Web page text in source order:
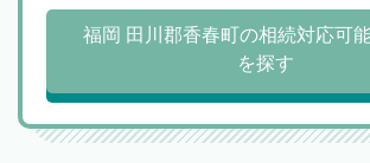
福岡 田川郡香春町の相続対応可
を探す